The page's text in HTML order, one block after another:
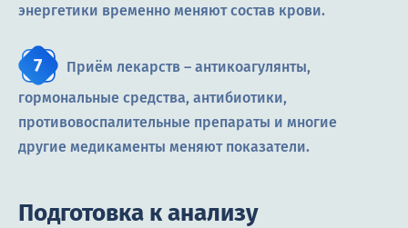
энергетики временно меняют состав крови.
Приём лекарств – антикоагулянты,
гормональные средства, антибиотики,
противовоспалительные препараты и многие
другие медикаменты меняют показатели.
Подготовка к анализу